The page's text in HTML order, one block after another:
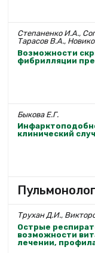
Степаненко И.А.,
Тарасов В.А.,
Возможности
фибрилляции
Быкова Е.Г.
клинический
Трухан Д.И.,
Острые
возможности
лечении,